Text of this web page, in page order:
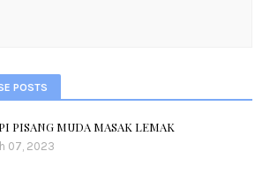
POSTS
PISANG MUDA MASAK LEMAK
07, 2023